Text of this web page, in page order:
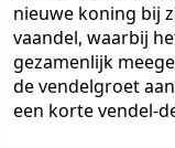
nieuwe koning bij
vaandel, waarbij
gezamenlijk
de vendelgroet
een korte vendel-